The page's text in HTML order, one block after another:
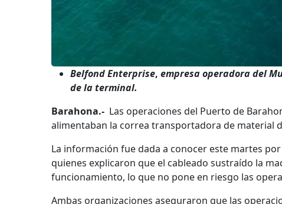
Belfond Enterprise, empresa operadora del
de la terminal.
Barahona.- Las operaciones del Puerto de
alimentaban la correa transportadora de material
La información fue dada a conocer este martes
quienes explicaron que el cableado sustraído la
funcionamiento, lo que no pone en riesgo las
Ambas organizaciones aseguraron que las